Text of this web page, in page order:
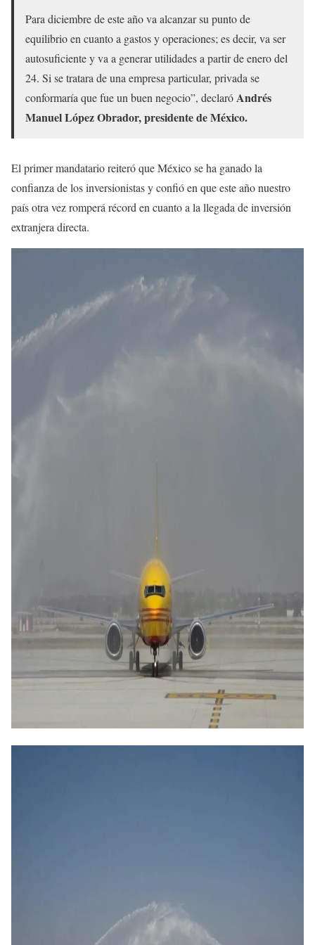
Para diciembre de este año va alcanzar su punto de
equilibrio en cuanto a gastos y operaciones; es decir, va ser
autosuficiente y va a generar utilidades a partir de enero del
24. Si se tratara de una empresa particular, privada se
conformaría que fue un buen negocio”, declaróAndrés
Manuel López Obrador, presidente de México.
El primer mandatario reiteró que México se ha ganado la
confianza de los inversionistas y confió en que este año nuestro
país otra vez romperá récord en cuanto a la llegada de inversión
extranjera directa.